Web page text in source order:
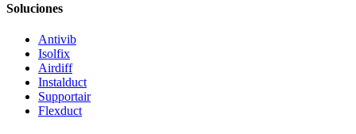
Soluciones
Antivib
Isolfix
Airdiff
Instalduct
Supportair
Flexduct